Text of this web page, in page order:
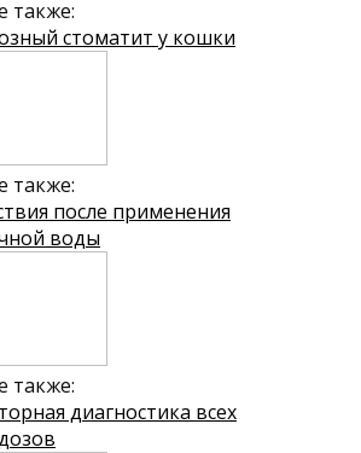
также:
стоматит у кошки
также:
после применения
воды
также:
диагностика всех